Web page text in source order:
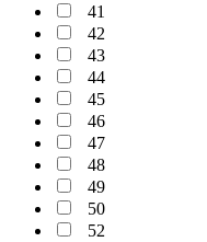
41
42
43
44
45
46
47
48
49
50
52